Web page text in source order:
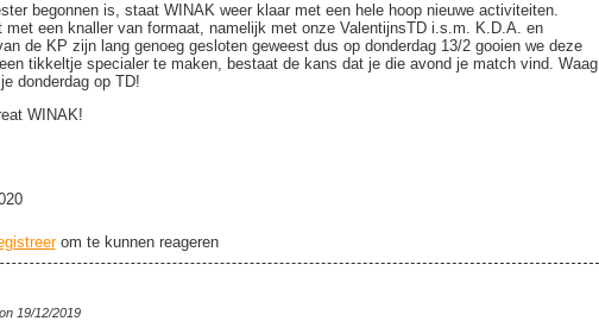
begonnen is, staat WINAK weer klaar met een hele hoop nieuwe activiteiten.
met een knaller van formaat, namelijk met onze ValentijnsTD i.s.m. K.D.A. en
de KP zijn lang genoeg gesloten geweest dus op donderdag 13/2 gooien we deze
tikkeltje specialer te maken, bestaat de kans dat je die avond je match vind. Waag
donderdag op TD!
WINAK!
week 1
om te kunnen reageren
19/12/2019